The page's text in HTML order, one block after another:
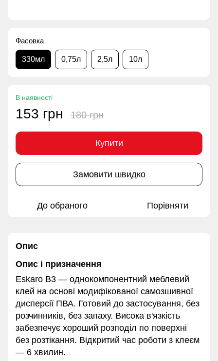
Фасовка
330мл 0,75л 2,5л 10л
В наявності
153 грн 180 грн
Купити
Замовити швидко
До обраного Порівняти
Опис
Опис і призначення
Eskaro B3 — однокомпонентний меблевий
клей на основі модифікованої самозшивної
дисперсії ПВА. Готовий до застосування, без
розчинників, без запаху. Висока в'язкість
забезпечує хороший розподіл по поверхні
без розтікання. Відкритий час роботи з клеєм
— 6 хвилин.